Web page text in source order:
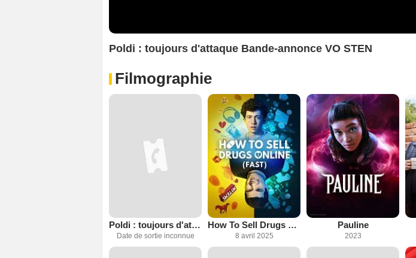
Poldi : toujours d'attaque Bande-annonce VO STEN
Filmographie
Poldi : toujours d'attaque
Date de sortie inconnue
How To Sell Drugs Online (Fast)
8 avril 2025
Pauline
2023